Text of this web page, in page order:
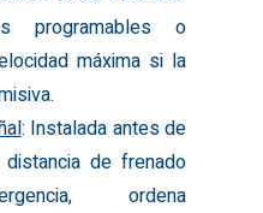
programables o
máxima si la
: Instalada antes de
de frenado
ordena